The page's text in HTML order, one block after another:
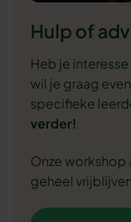
Hulp of
Heb je
wil je graag
specifieke
verder!
Onze workshop
geheel